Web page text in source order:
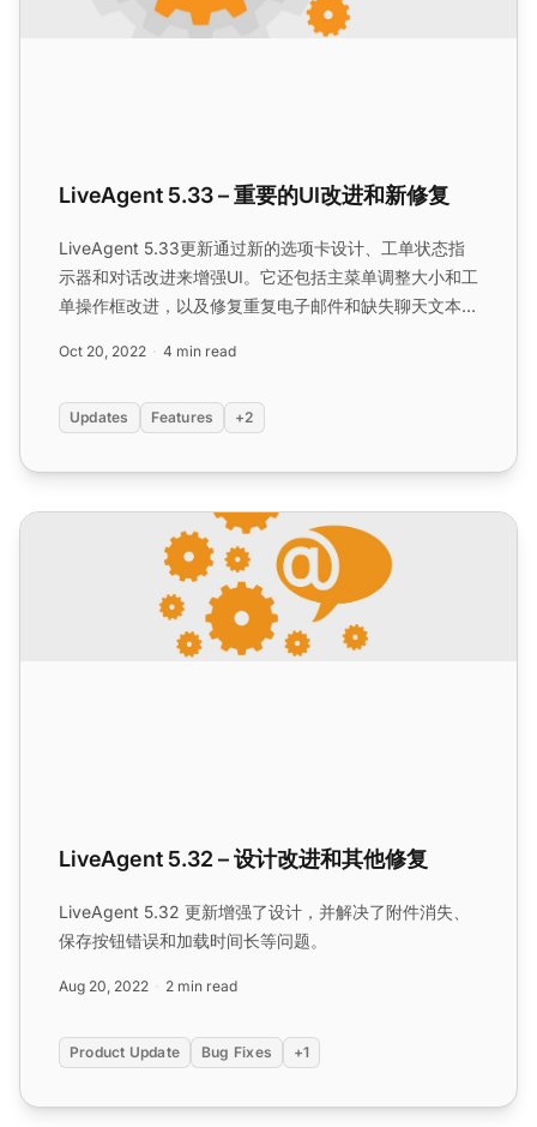
LiveAgent 5.33 – 重要的UI改进和新修复
LiveAgent 5.33更新通过新的选项卡设计、工单状态指
示器和对话改进来增强UI。它还包括主菜单调整大小和工
单操作框改进，以及修复重复电子邮件和缺失聊天文本等
Oct 20, 2022 4 min read
Updates Features +2
LiveAgent 5.32 – 设计改进和其他修复
LiveAgent 5.32 – 设计改进和其他修复
LiveAgent 5.32 更新增强了设计，并解决了附件消失、
保存按钮错误和加载时间长等问题。
Aug 20, 2022 2 min read
Product Update Bug Fixes +1